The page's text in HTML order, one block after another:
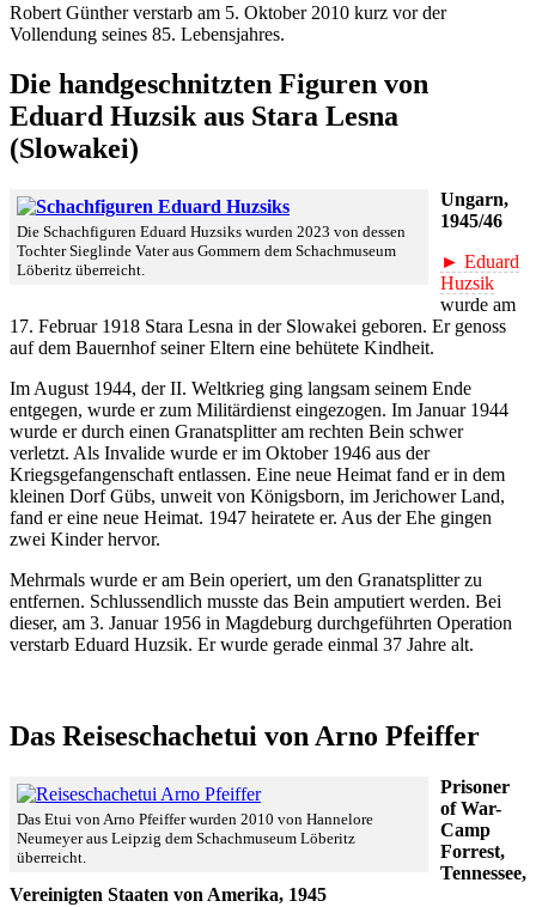
Robert Günther verstarb am 5. Oktober 2010 kurz vor der
Vollendung seines 85. Lebensjahres.
Die handgeschnitzten Figuren von
Eduard Huzsik aus Stara Lesna
(Slowakei)
Die Schachfiguren Eduard Huzsiks wurden 2023 von dessen
Tochter Sieglinde Vater aus Gommern dem Schachmuseum
Löberitz überreicht.
Ungarn,
1945/46
► Eduard
Huzsik
wurde am
17. Februar 1918 Stara Lesna in der Slowakei geboren. Er genoss
auf dem Bauernhof seiner Eltern eine behütete Kindheit.
Im August 1944, der II. Weltkrieg ging langsam seinem Ende
entgegen, wurde er zum Militärdienst eingezogen. Im Januar 1944
wurde er durch einen Granatsplitter am rechten Bein schwer
verletzt. Als Invalide wurde er im Oktober 1946 aus der
Kriegsgefangenschaft entlassen. Eine neue Heimat fand er in dem
kleinen Dorf Gübs, unweit von Königsborn, im Jerichower Land,
fand er eine neue Heimat. 1947 heiratete er. Aus der Ehe gingen
zwei Kinder hervor.
Mehrmals wurde er am Bein operiert, um den Granatsplitter zu
entfernen. Schlussendlich musste das Bein amputiert werden. Bei
dieser, am 3. Januar 1956 in Magdeburg durchgeführten Operation
verstarb Eduard Huzsik. Er wurde gerade einmal 37 Jahre alt.
Das Reiseschachetui von Arno Pfeiffer
Das Etui von Arno Pfeiffer wurden 2010 von Hannelore
Neumeyer aus Leipzig dem Schachmuseum Löberitz
überreicht.
Prisoner
of War-
Camp
Forrest,
Tennessee,
Vereinigten Staaten von Amerika, 1945